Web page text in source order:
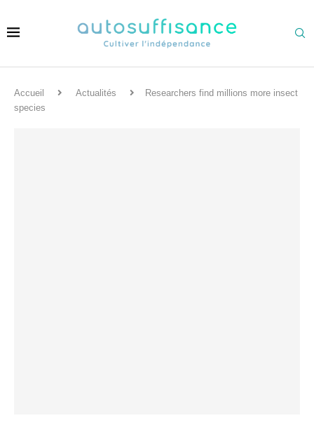
Accueil Actualités
Researchers find millions more insect
species